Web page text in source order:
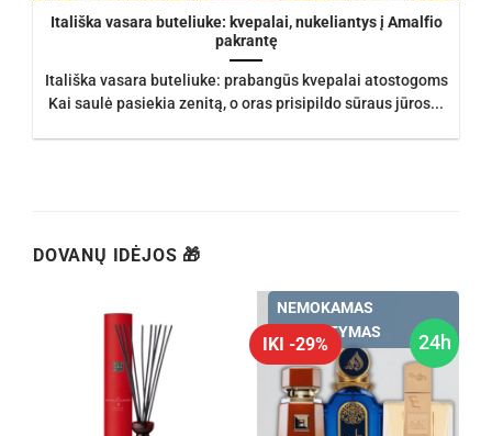
Itališka vasara buteliuke: kvepalai, nukeliantys į Amalfio
pakrantę
Itališka vasara buteliuke: prabangūs kvepalai atostogoms
Kai saulė pasiekia zenitą, o oras prisipildo sūraus jūros...
DOVANŲ IDĖJOS 🎁
24h
IKI -29%
NEMOKAMAS
PRISTATYMAS